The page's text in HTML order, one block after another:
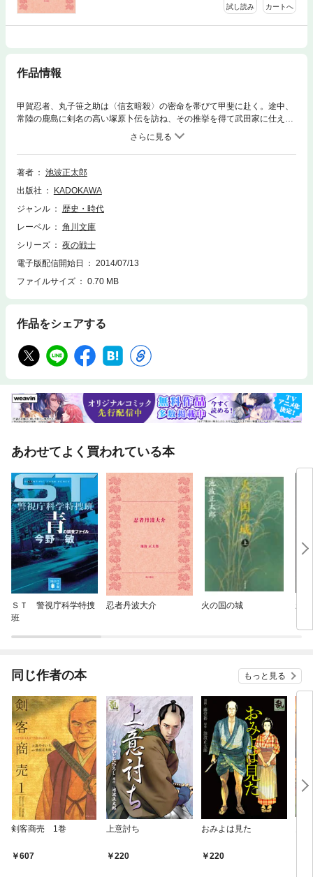
試し読み カートへ
作品情報
甲賀忍者、丸子笹之助は〈信玄暗殺〉の密命を帯びて甲斐に赴く。途中、
常陸の鹿島に剣名の高い塚原卜伝を訪ね、その推挙を得て武田家に仕える
ことに成功する。だが、笹之助は信玄の侍女、久仁に熱い血潮をたぎら
せ、密命と恋の板ばさみに陥る。上杉謙信との川中島大会戦前夜、笹之助
に課せられた任務を知りつつ、それを許す信玄。その包容力と偉大さに感
動した笹之助の背後に強力な甲賀忍者の群れが忍び寄った。
著者
池波正太郎
出版社
KADOKAWA
ジャンル
歴史・時代
レーベル
角川文庫
シリーズ
夜の戦士
電子版配信開始日
2014/07/13
ファイルサイズ
0.70 MB
作品をシェアする
あわせてよく買われている本
ＳＴ 警視庁科学特捜
班
忍者丹波大介 火の国の城 新
同じ作者の本 もっと見る
剣客商売 1巻
607
上意討ち
220
おみよは見た
220